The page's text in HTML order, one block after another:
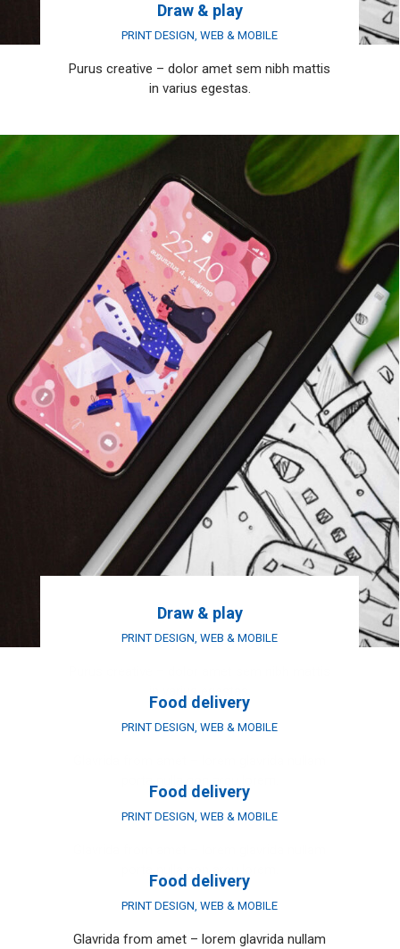
Draw & play
PRINT DESIGN, WEB & MOBILE
Purus creative – dolor amet sem nibh mattis
in varius egestas.
Draw & play
PRINT DESIGN, WEB & MOBILE
Food delivery
PRINT DESIGN WEB & MOBILE
Food delivery
PRINT DESIGN WEB & MOBILE
Food delivery
PRINT DESIGN WEB & MOBILE
Glavrida from amet – lorem glavrida nullam